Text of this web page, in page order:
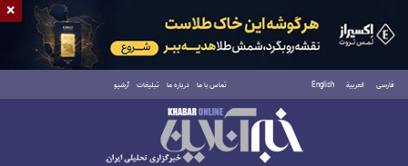
فارسی العربية English تماس با ما درباره ما تبلیغات آرشیو
یکشنبه ۱۸ مرداد ۱۴۰۵
×